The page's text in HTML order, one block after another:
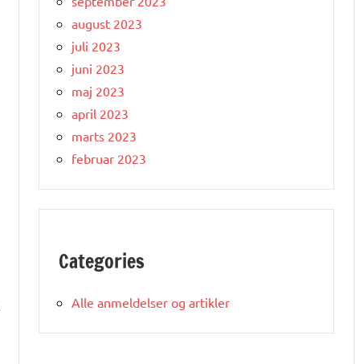
august 2023
juli 2023
juni 2023
maj 2023
april 2023
marts 2023
februar 2023
Categories
Alle anmeldelser og artikler